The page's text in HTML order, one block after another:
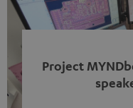
zelfs tijdens
mensen weer
kabels is niet
Project